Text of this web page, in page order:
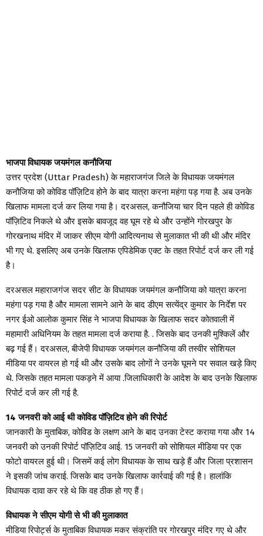
भाजपा विधायक जयमंगल कनौजिया
उत्तर प्रदेश (Uttar Pradesh) के महाराजगंज जिले के विधायक जयमंगल
कनौजिया को कोविड पॉज़िटिव होने के बाद यात्रा करना महंगा पड़ गया है. अब उनके
खिलाफ मामला दर्ज कर लिया गया है। दरअसल, कनौजिया चार दिन पहले ही कोविड
पॉज़िटिव निकले थे और इसके बावजूद वह घूम रहे थे और उन्होंने गोरखपुर के
गोरखनाथ मंदिर में जाकर सीएम योगी आदित्यनाथ से मुलाकात भी की थी और मंदिर
भी गए थे. इसलिए अब उनके खिलाफ एपिडेमिक एक्ट के तहत रिपोर्ट दर्ज कर ली गई
है।
दरअसल महाराजगंज सदर सीट के विधायक जयमंगल कनौजिया को यात्रा करना
महंगा पड़ गया है और मामला सामने आने के बाद डीएम सत्येंद्र कुमार के निर्देश पर
नगर ईओ आलोक कुमार सिंह ने भाजपा विधायक के खिलाफ सदर कोतवाली में
महामारी अधिनियम के तहत मामला दर्ज कराया है. . जिसके बाद उनकी मुश्किलें और
बढ़ गई हैं। दरअसल, बीजेपी विधायक जयमंगल कनौजिया की तस्वीर सोशियल
मीडिया पर वायरल हो गई थी और उसके बाद लोगों ने उनके घूमने पर सवाल खड़े किए
थे. जिसके तहत मामला पकड़ने में आया .जिलाधिकारी के आदेश के बाद उनके खिलाफ
रिपोर्ट दर्ज कर ली गई है.
14 जनवरी को आई थी कोविड पॉज़िटिव होने की रिपोर्ट
जानकारी के मुताबिक, कोविड के लक्षण आने के बाद उनका टेस्ट कराया गया और 14
जनवरी को उनकी रिपोर्ट पॉज़िटिव आई. 15 जनवरी को सोशियल मीडिया पर एक
फोटो वायरल हुई थी। जिसमें कई लोग विधायक के साथ खड़े हैं और जिला प्रशासन
ने इसकी जांच कराई. जिसके बाद उनके खिलाफ कार्रवाई की गई है। हालांकि
विधायक दावा कर रहे थे कि वह ठीक हो गए हैं।
विधायक ने सीएम योगी से भी की मुलाकात
मीडिया रिपोर्ट्स के मुताबिक विधायक मकर संक्रांति पर गोरखपुर मंदिर गए थे और